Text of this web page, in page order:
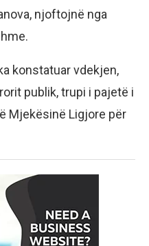
njoftojnë nga
konstatuar vdekjen,
publik, trupi i pajetë i
Mjekësinë Ligjore për